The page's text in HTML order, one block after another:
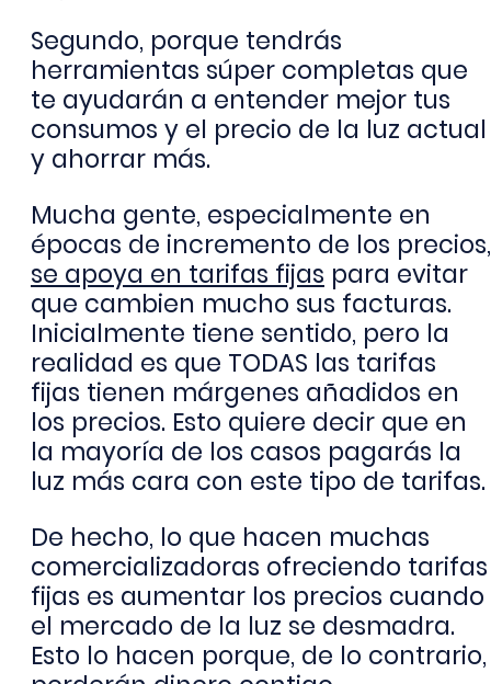
Segundo, porque tendrás
herramientas súper completas que
te ayudarán a entender mejor tus
consumos y el precio de la luz actual
y ahorrar más.
Mucha gente, especialmente en
épocas de incremento de los precios,
se apoya en tarifas fijas para evitar
que cambien mucho sus facturas.
Inicialmente tiene sentido, pero la
realidad es que TODAS las tarifas
fijas tienen márgenes añadidos en
los precios. Esto quiere decir que en
la mayoría de los casos pagarás la
luz más cara con este tipo de tarifas.
De hecho, lo que hacen muchas
comercializadoras ofreciendo tarifas
fijas es aumentar los precios cuando
el mercado de la luz se desmadra.
Esto lo hacen porque, de lo contrario,